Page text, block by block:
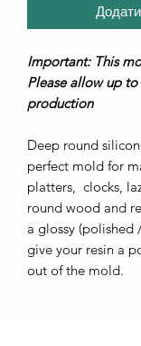
Important: This
Please allow up
production
Deep round
perfect mold for
platters, clocks,
round wood and
a glossy (polished
give your resin a
out of the mold.